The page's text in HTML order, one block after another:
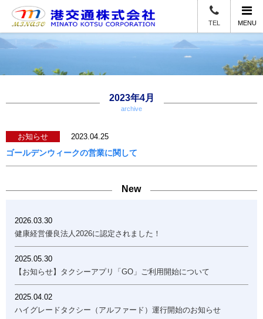
TEL MENU
2023年4月
archive
お知らせ 2023.04.25
ゴールデンウィークの営業に関して
New
2026.03.30
健康経営優良法人2026に認定されました！
2025.05.30
【お知らせ】タクシーアプリ「GO」ご利用開始について
2025.04.02
ハイグレードタクシー（アルファード）運行開始のお知らせ